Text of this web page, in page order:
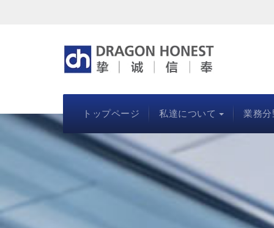
トップページ 私達について 業務